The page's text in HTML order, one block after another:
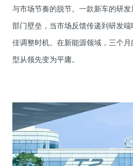
与市场节奏的脱节。一款新车的研
部门壁垒，当市场反馈传递到研发
佳调整时机。在新能源领域，三个
型从领先变为平庸。